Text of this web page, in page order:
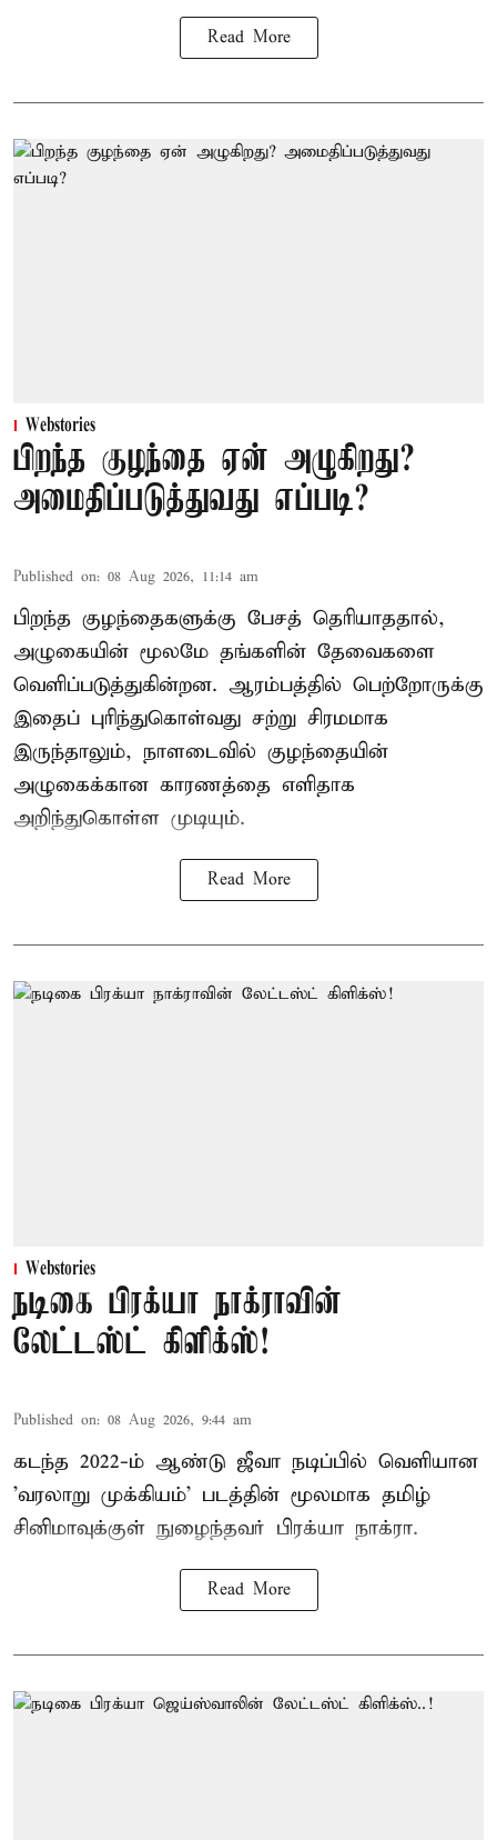
Read More
Webstories
பிறந்த குழந்தை ஏன் அழுகிறது?
அமைதிப்படுத்துவது எப்படி?
Published on: 08 Aug 2026, 11:14 am
பிறந்த குழந்தைகளுக்கு பேசத் தெரியாததால்,
அழுகையின் மூலமே தங்களின் தேவைகளை
வெளிப்படுத்துகின்றன. ஆரம்பத்தில் பெற்றோருக்கு
இதைப் புரிந்துகொள்வது சற்று சிரமமாக
இருந்தாலும், நாளடைவில் குழந்தையின்
அழுகைக்கான காரணத்தை எளிதாக
அறிந்துகொள்ள முடியும்.
Read More
Webstories
நடிகை பிரக்யா நாக்ராவின்
லேட்டஸ்ட் கிளிக்ஸ்!
Published on: 08 Aug 2026, 9:44 am
கடந்த 2022-ம் ஆண்டு ஜீவா நடிப்பில் வெளியான
'வரலாறு முக்கியம்' படத்தின் மூலமாக தமிழ்
சினிமாவுக்குள் நுழைந்தவர் பிரக்யா நாக்ரா.
Read More